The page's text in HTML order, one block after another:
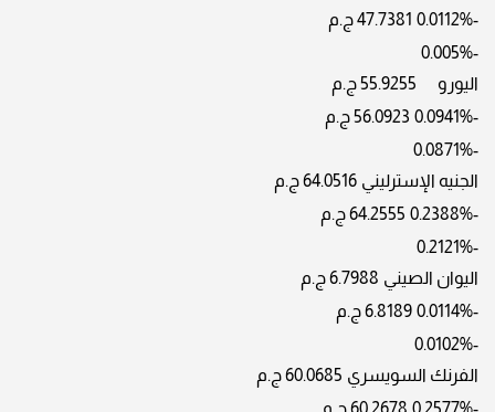
-0.0112%
47.7381 ج.م
-0.005%
اليورو
55.9255 ج.م
-0.0941%
56.0923 ج.م
-0.0871%
الجنيه الإسترليني 64.0516 ج.م
-0.2388%
64.2555 ج.م
-0.2121%
اليوان الصيني 6.7988 ج.م
-0.0114%
6.8189 ج.م
-0.0102%
الفرنك السويسري 60.0685 ج.م
-0.2577%
60.2678 ج.م